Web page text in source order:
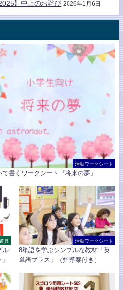
】中止のお詫び 2026年1月6日
活動ワークシート
書くワークシート『将来の夢』
具
ル
活動ワークシート
8単語を学ぶシンプルな教材「英
単語プラス」（指導案付き）